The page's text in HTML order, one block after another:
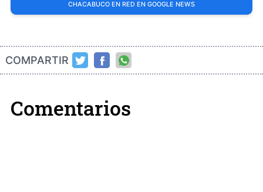
CHACABUCO EN RED EN GOOGLE NEWS
COMPARTIR
Comentarios